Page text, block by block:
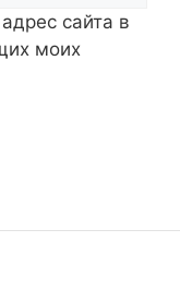
сайта в
моих